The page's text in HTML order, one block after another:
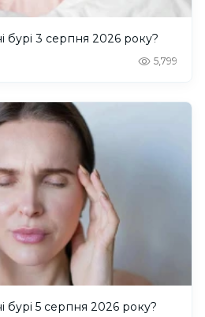
бурі 3 серпня 2026 року?
5,799
бурі 5 серпня 2026 року?